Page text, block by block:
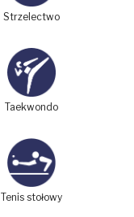
Strzelectwo
Taekwondo
Tenis stołowy